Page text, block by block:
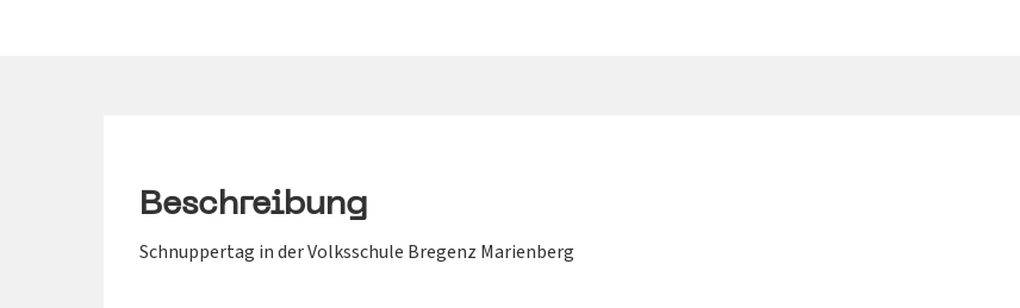
Beschreibung
Schnuppertag in der Volksschule Bregenz Marienberg